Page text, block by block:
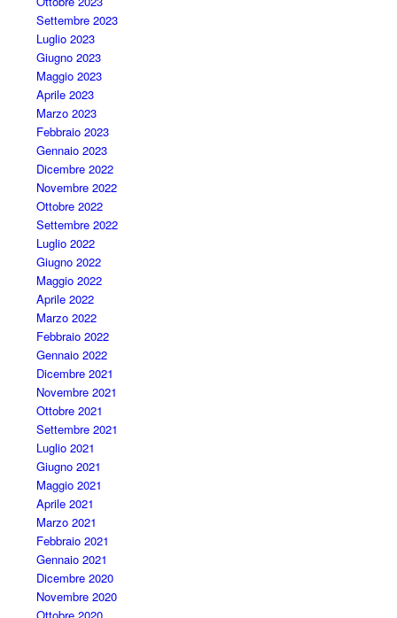
Settembre 2023
Luglio 2023
Giugno 2023
Maggio 2023
Aprile 2023
Marzo 2023
Febbraio 2023
Gennaio 2023
Dicembre 2022
Novembre 2022
Ottobre 2022
Settembre 2022
Luglio 2022
Giugno 2022
Maggio 2022
Aprile 2022
Marzo 2022
Febbraio 2022
Gennaio 2022
Dicembre 2021
Novembre 2021
Ottobre 2021
Settembre 2021
Luglio 2021
Giugno 2021
Maggio 2021
Aprile 2021
Marzo 2021
Febbraio 2021
Gennaio 2021
Dicembre 2020
Novembre 2020